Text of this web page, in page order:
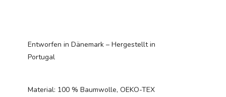
Entworfen in Dänemark – Hergestellt in
Portugal
Material: 100 % Baumwolle, OEKO-TEX